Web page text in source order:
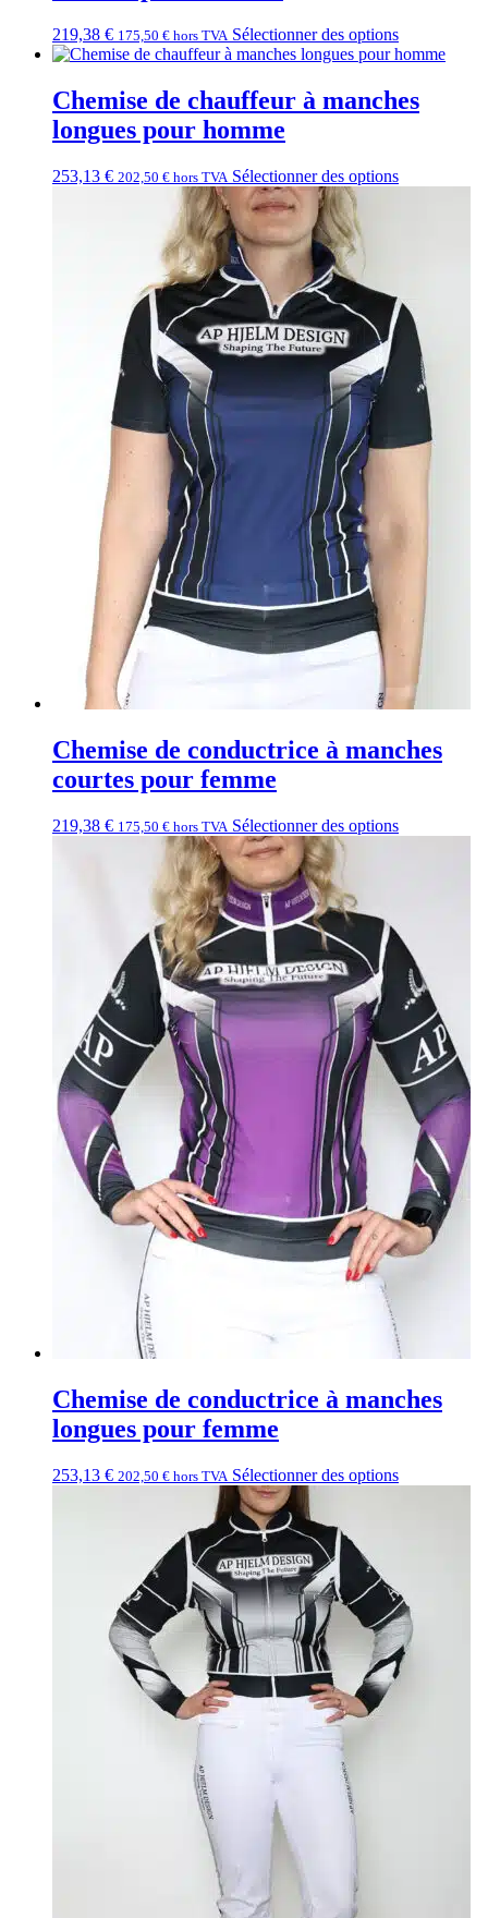
219,38 € 175,50 € hors TVA Sélectionner des options
Chemise de chauffeur à manches
longues pour homme
253,13 € 202,50 € hors TVA Sélectionner des options
Chemise de conductrice à manches
courtes pour femme
219,38 € 175,50 € hors TVA Sélectionner des options
Chemise de conductrice à manches
longues pour femme
253,13 € 202,50 € hors TVA Sélectionner des options